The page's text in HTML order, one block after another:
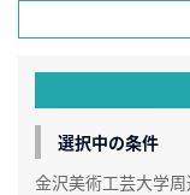
選択中の条件
金沢美術工芸大学周